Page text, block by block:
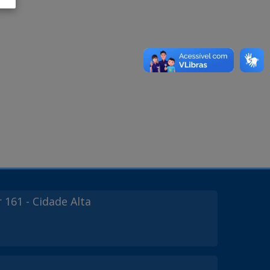
161 - Cidade Alta